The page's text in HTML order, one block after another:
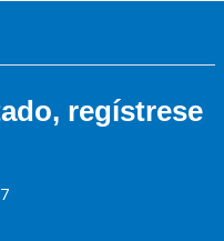
regístrese